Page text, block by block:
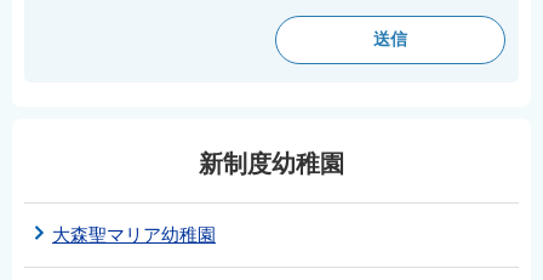
新制度幼稚園
大森聖マリア幼稚園